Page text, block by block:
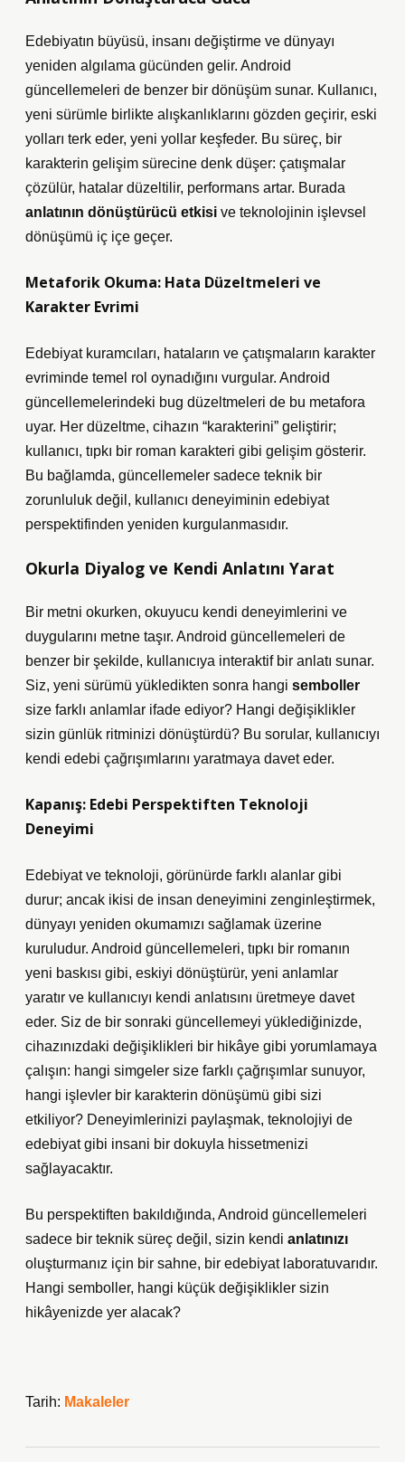
Edebiyatın büyüsü, insanı değiştirme ve dünyayı
yeniden algılama gücünden gelir. Android
güncellemeleri de benzer bir dönüşüm sunar. Kullanıcı,
yeni sürümle birlikte alışkanlıklarını gözden geçirir, eski
yolları terk eder, yeni yollar keşfeder. Bu süreç, bir
karakterin gelişim sürecine denk düşer: çatışmalar
çözülür, hatalar düzeltilir, performans artar. Burada
anlatının dönüştürücü etkisi ve teknolojinin işlevsel
dönüşümü iç içe geçer.
Metaforik Okuma: Hata Düzeltmeleri ve
Karakter Evrimi
Edebiyat kuramcıları, hataların ve çatışmaların karakter
evriminde temel rol oynadığını vurgular. Android
güncellemelerindeki bug düzeltmeleri de bu metafora
uyar. Her düzeltme, cihazın “karakterini” geliştirir;
kullanıcı, tıpkı bir roman karakteri gibi gelişim gösterir.
Bu bağlamda, güncellemeler sadece teknik bir
zorunluluk değil, kullanıcı deneyiminin edebiyat
perspektifinden yeniden kurgulanmasıdır.
Okurla Diyalog ve Kendi Anlatını Yarat
Bir metni okurken, okuyucu kendi deneyimlerini ve
duygularını metne taşır. Android güncellemeleri de
benzer bir şekilde, kullanıcıya interaktif bir anlatı sunar.
Siz, yeni sürümü yükledikten sonra hangi semboller
size farklı anlamlar ifade ediyor? Hangi değişiklikler
sizin günlük ritminizi dönüştürdü? Bu sorular, kullanıcıyı
kendi edebi çağrışımlarını yaratmaya davet eder.
Kapanış: Edebi Perspektiften Teknoloji
Deneyimi
Edebiyat ve teknoloji, görünürde farklı alanlar gibi
durur; ancak ikisi de insan deneyimini zenginleştirmek,
dünyayı yeniden okumamızı sağlamak üzerine
kuruludur. Android güncellemeleri, tıpkı bir romanın
yeni baskısı gibi, eskiyi dönüştürür, yeni anlamlar
yaratır ve kullanıcıyı kendi anlatısını üretmeye davet
eder. Siz de bir sonraki güncellemeyi yüklediğinizde,
cihazınızdaki değişiklikleri bir hikâye gibi yorumlamaya
çalışın: hangi simgeler size farklı çağrışımlar sunuyor,
hangi işlevler bir karakterin dönüşümü gibi sizi
etkiliyor? Deneyimlerinizi paylaşmak, teknolojiyi de
edebiyat gibi insani bir dokuyla hissetmenizi
sağlayacaktır.
Bu perspektiften bakıldığında, Android güncellemeleri
sadece bir teknik süreç değil, sizin kendi anlatınızı
oluşturmanız için bir sahne, bir edebiyat laboratuvarıdır.
Hangi semboller, hangi küçük değişiklikler sizin
hikâyenizde yer alacak?
Tarih: Makaleler